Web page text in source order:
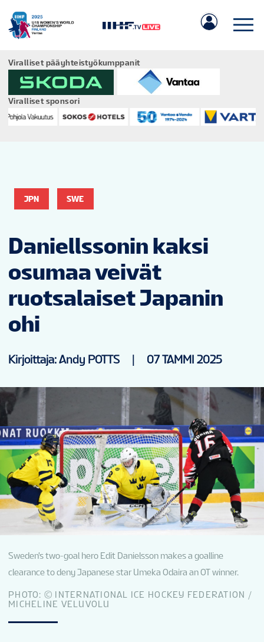
Viralliset pääyhteistyökumppanit
Viralliset sponsori
UUTISET
TILASTOT
GALLERIAT
SIJOITUKSET
LIPUT
VENUES
KISAINFO
FI
JPN SWE
Daniellssonin kaksi
osumaa veivät
ruotsalaiset Japanin
ohi
Kirjoittaja: Andy POTTS 07 TAMMI 2025
Sweden's two-goal hero Edit Danielsson makes a goalline
clearance to deny Japanese star Umeka Odaira an OT winner.
PHOTO: © INTERNATIONAL ICE HOCKEY FEDERATION /
MICHELINE VELUVOLU